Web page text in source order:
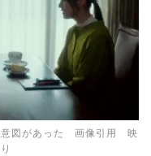
意図があった 画像引用 映